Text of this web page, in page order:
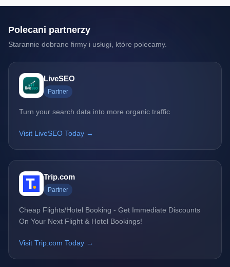
Polecani partnerzy
Starannie dobrane firmy i usługi, które polecamy.
LiveSEO
Partner
Turn your search data into more organic traffic
Visit LiveSEO Today →
Trip.com
Partner
Cheap Flights/Hotel Booking - Get Immediate Discounts
On Your Next Flight & Hotel Bookings!
Visit Trip.com Today →